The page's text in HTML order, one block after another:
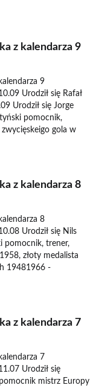
z kalendarza 9
9
Urodził się Rafał
Urodził się Jorge
pomocnik,
gola w
z kalendarza 8
8
Urodził się Nils
pomocnik, trener,
złoty medalista
19481966 -
z kalendarza 7
7
Urodził się
mistrz Europy